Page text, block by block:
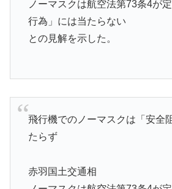
ノーマスクは航空法第73条4が
行為」には当たらない
との見解を示した。
飛行機でのノーマスクは「安全
たらず
赤羽国土交通相